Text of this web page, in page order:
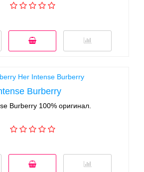
Burberry
Burberry 100% оригинал.